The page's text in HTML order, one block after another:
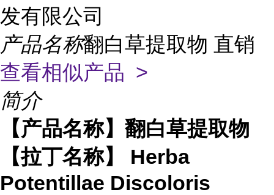
发有限公司
产品名称翻白草提取物 直销
查看相似产品 >
简介
【产品名称】翻白草提取物
【拉丁名称】 Herba
Potentillae Discoloris